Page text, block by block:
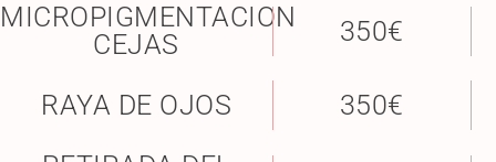
MICROPIGMENTACION
CEJAS
350€
RAYA DE OJOS
350€